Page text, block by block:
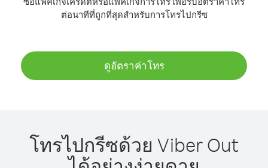
ต่อนาทีที่ถูกที่สุดสำหรับการโทรไปกรีซ
ดูอัตราค่าโทร
โทรไปกรีซด้วย Viber Out